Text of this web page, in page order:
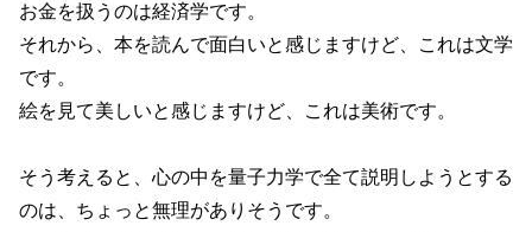
お金を扱うのは経済学です。
それから、本を読んで面白いと感じますけど、これは文学
です。
絵を見て美しいと感じますけど、これは美術です。
そう考えると、心の中を量子力学で全て説明しようとする
のは、ちょっと無理がありそうです。